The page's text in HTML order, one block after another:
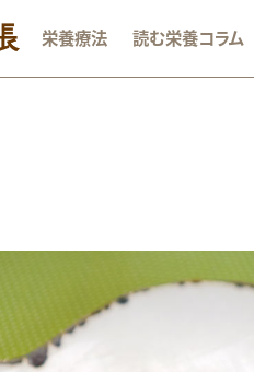
栄養療法 読む栄養コラム
ビタミンB群
レシピ